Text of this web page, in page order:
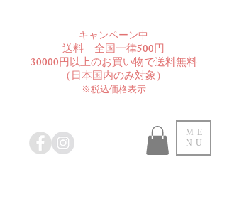
​キャンペーン中
送料 全国一律500円
30000円以上のお買い物で送料無料
​（日本国内のみ対象）
※税込価格表示
ME
NU